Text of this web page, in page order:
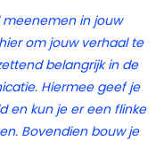
in jouw
om jouw verhaal te
belangrijk in de
Hiermee geef je
en kun je er een flinke
Bovendien bouw je